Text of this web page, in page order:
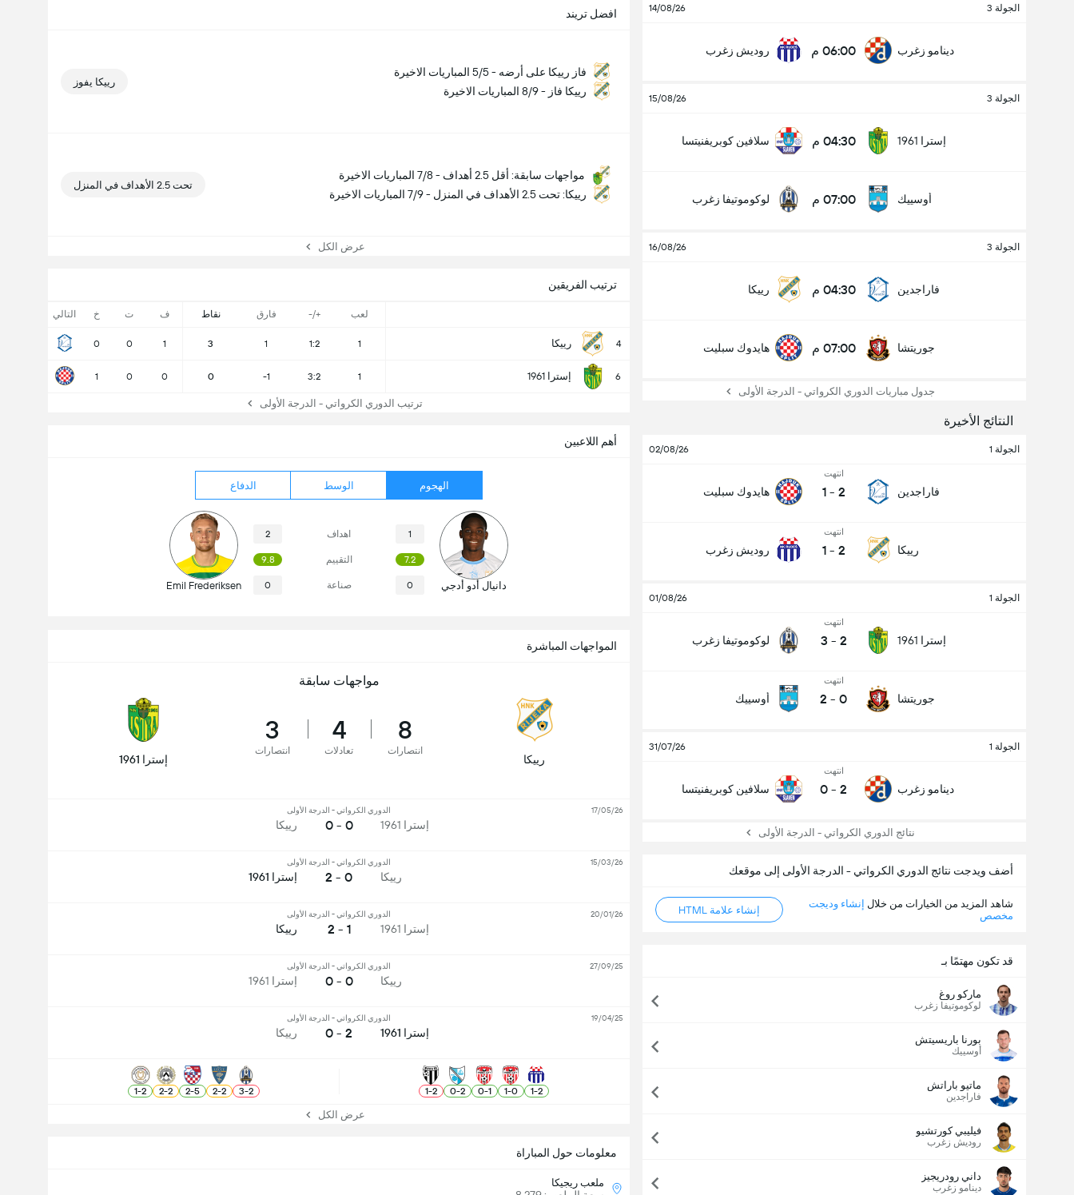
الجولة 3 14/08/26
دينامو زغرب 06:00 م روديش زغرب
الجولة 3 15/08/26
إسترا 1961 04:30 م سلافين كوبريفنيتسا
أوسييك 07:00 م لوكوموتيفا زغرب
الجولة 3 16/08/26
فاراجدين 04:30 م رييكا
جوريتشا 07:00 م هايدوك سبليت
جدول مباريات الدوري الكرواتي - الدرجة الأولى
النتائج الأخيرة
الجولة 1 02/08/26
فاراجدين
انتهت
2
-
1 هايدوك سبليت
رييكا
انتهت
2
-
1 روديش زغرب
الجولة 1 01/08/26
إسترا 1961
انتهت
2
-
3 لوكوموتيفا زغرب
جوريتشا
انتهت
0
-
2 أوسييك
الجولة 1 31/07/26
دينامو زغرب
انتهت
2
-
0 سلافين كوبريفنيتسا
نتائج الدوري الكرواتي - الدرجة الأولى
أضف ويدجت نتائج الدوري الكرواتي - الدرجة الأولى إلى موقعك
شاهد المزيد من الخيارات من خلال إنشاء وديجت
مخصص
إنشاء علامة HTML
قد تكون مهتمًا بـ
ماركو روغ
لوكوموتيفا زغرب
بورنا باريسيتش
أوسييك
ماتيو باراتش
فاراجدين
فيليبي كورتشيو
روديش زغرب
داني رودريجيز
دينامو زغرب
افضل تريند
فاز رييكا على أرضه - 5/5 المباريات الاخيرة
رييكا فاز - 8/9 المباريات الاخيرة
رييكا يفوز
مواجهات سابقة: أقل 2.5 أهداف - 7/8 المباريات الاخيرة
رييكا: تحت 2.5 الأهداف في المنزل - 7/9 المباريات الاخيرة
تحت 2.5 الأهداف في المنزل
عرض الكل
ترتيب الفريقين
لعب +/- فارق نقاط ف ت خ التالي
4 رييكا 1
1:2
1
3
1
0
0
6 إسترا 1961 1
3:2
-1
0
0
0
1
ترتيب الدوري الكرواتي - الدرجة الأولى
أهم اللاعبين
الهجوم الوسط الدفاع
دانيال أدو أدجي
1 اهداف 2
7.2 التقييم 9.8
0 صناعة 0
Emil Frederiksen
معلومات حول المباراة
ملعب ريجيكا
المواجهات المباشرة
مواجهات سابقة
رييكا
8
انتصارات
4
تعادلات
3
انتصارات
إسترا 1961
إسترا 1961
الدوري الكرواتي - الدرجة الأولى
0 - 0 رييكا
17/05/26
رييكا
الدوري الكرواتي - الدرجة الأولى
0 - 2 إسترا 1961
15/03/26
إسترا 1961
الدوري الكرواتي - الدرجة الأولى
1 - 2 رييكا
20/01/26
رييكا
الدوري الكرواتي - الدرجة الأولى
0 - 0 إسترا 1961
27/09/25
إسترا 1961
الدوري الكرواتي - الدرجة الأولى
2 - 0 رييكا
19/04/25
2
-
1
0
-
1
1
-
0
2
-
0
2
-
1
2
-
3
2
-
2
5
-
2
2
-
2
2
-
1
عرض الكل